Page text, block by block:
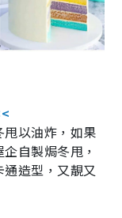
以油炸，如果
自製焗冬甩，
造型，又靚又